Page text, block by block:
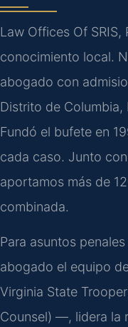
Law Offices Of SRIS,
conocimiento local.
abogado con
Distrito de Columbia,
Fundó el bufete en
cada caso. Junto
aportamos más de
combinada.
Para asuntos
abogado el equipo
Virginia State
Counsel) —, lidera la